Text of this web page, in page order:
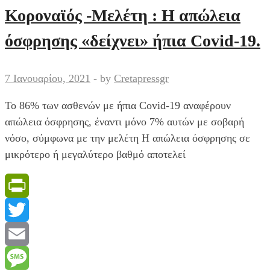
το
παιδί
σας
ίωση,
ή
κοροναϊό
Κοροναϊός -Μελέτη : Η απώλεια
όσφρησης «δείχνει» ήπια Covid-19.
7 Ιανουαρίου, 2021 - by Cretapressgr
Το 86% των ασθενών με ήπια Covid-19 αναφέρουν
απώλεια όσφρησης, έναντι μόνο 7% αυτών με σοβαρή
νόσο, σύμφωνα με την μελέτη Η απώλεια όσφρησης σε
μικρότερο ή μεγαλύτερο βαθμό αποτελεί
PrintFriendly
Twitter
Email